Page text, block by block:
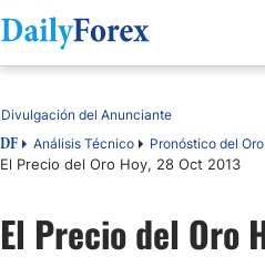
Tabla de contenidos
DF Análisis Técnico Pronóstico del
El Precio del Oro Hoy, 28 Oct 2013
Divulgación del Anunciante
El Precio del Oro